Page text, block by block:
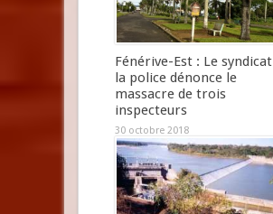
Fénérive-Est : Le
la police dénonce le
massacre de trois
inspecteurs
30 octobre 2018